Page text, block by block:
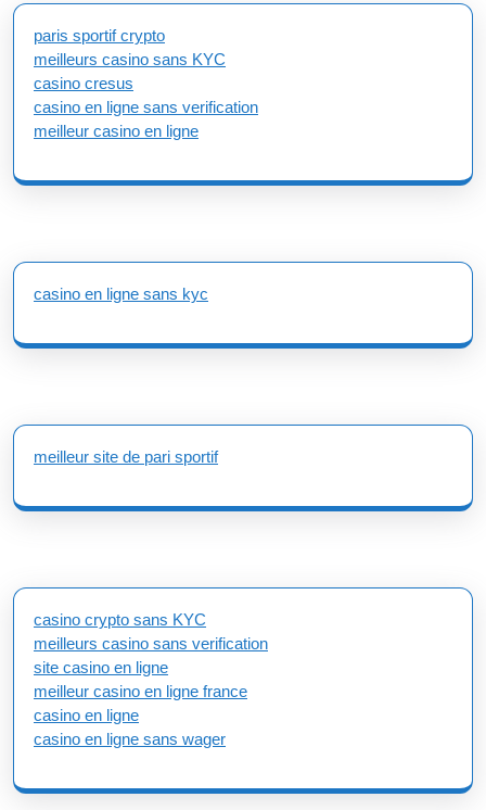
paris sportif crypto
meilleurs casino sans KYC
casino cresus
casino en ligne sans verification
meilleur casino en ligne
casino en ligne sans kyc
meilleur site de pari sportif
casino crypto sans KYC
meilleurs casino sans verification
site casino en ligne
meilleur casino en ligne france
casino en ligne
casino en ligne sans wager